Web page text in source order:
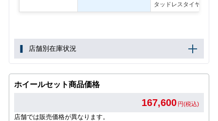
タッドレスタイヤ
店舗別在庫状況
ホイールセット商品価格
167,600 円(税込)
店舗では販売価格が異なります。